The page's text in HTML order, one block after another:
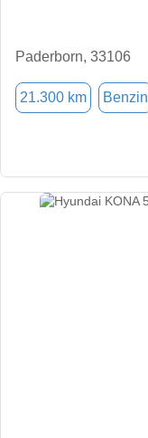
Paderborn, 33106
21.300 km Benzin